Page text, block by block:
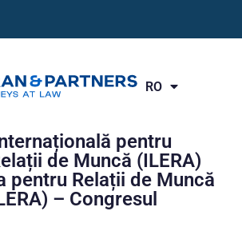
RO
EN
pentru
de Muncă (ILERA)
pentru Relații de Muncă
– Congresul